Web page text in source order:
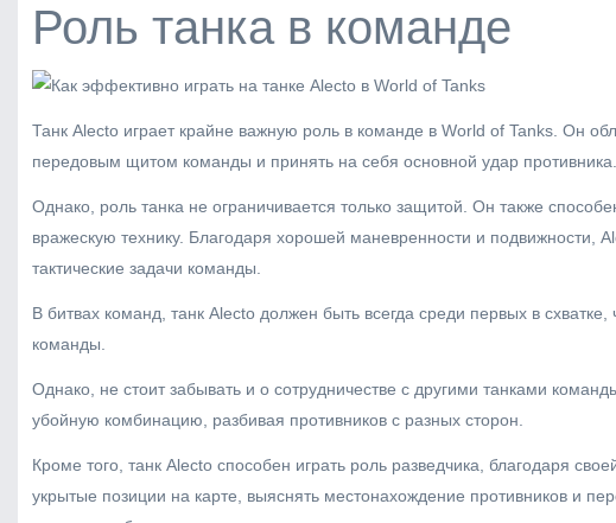
Роль танка в команде
Танк Alecto играет крайне важную роль в команде в World of Tanks. Он
передовым щитом команды и принять на себя основной удар противника.
Однако, роль танка не ограничивается только защитой. Он также
вражескую технику. Благодаря хорошей маневренности и подвижности,
тактические задачи команды.
В битвах команд, танк Alecto должен быть всегда среди первых в
команды.
Однако, не стоит забывать и о сотрудничестве с другими танками
убойную комбинацию, разбивая противников с разных сторон.
Кроме того, танк Alecto способен играть роль разведчика, благодаря
укрытые позиции на карте, выяснять местонахождение противников и